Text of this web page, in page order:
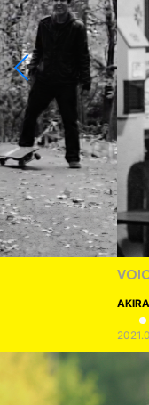
VOICE OF FREEDOM
AKIRA OZAWA / 尾澤 彰